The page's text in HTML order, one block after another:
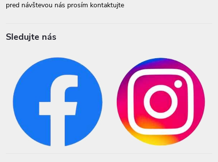
pred návštevou nás prosím kontaktujte
Sledujte nás